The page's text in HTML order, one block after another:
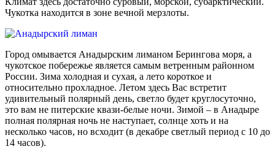
Чукотка находится в зоне вечной мерзлоты.
Город омывается Анадырским лиманом Берингова моря, а
чукотское побережье является самым ветренным районном
России. Зима холодная и сухая, а лето короткое и
относительно прохладное. Летом здесь Вас встретит
удивительный полярный день, светло будет круглосуточно,
это вам не питерские квази-белые ночи. Зимой – в Анадыре
полная полярная ночь не наступает, солнце хоть и на
несколько часов, но всходит (в декабре светлый период с 10 до
14 часов).